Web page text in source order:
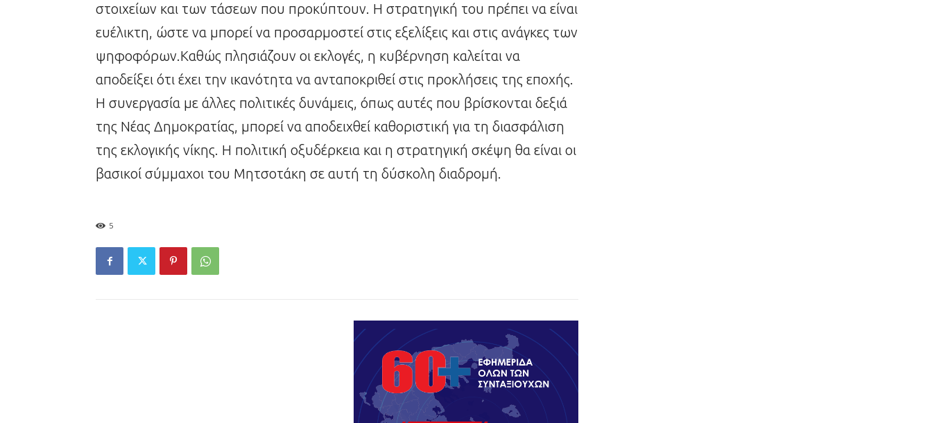
στοιχείων και των τάσεων που προκύπτουν. Η στρατηγική του πρέπει να είναι
ευέλικτη, ώστε να μπορεί να προσαρμοστεί στις εξελίξεις και στις ανάγκες των
ψηφοφόρων.Καθώς πλησιάζουν οι εκλογές, η κυβέρνηση καλείται να
αποδείξει ότι έχει την ικανότητα να ανταποκριθεί στις προκλήσεις της εποχής.
Η συνεργασία με άλλες πολιτικές δυνάμεις, όπως αυτές που βρίσκονται δεξιά
της Νέας Δημοκρατίας, μπορεί να αποδειχθεί καθοριστική για τη διασφάλιση
της εκλογικής νίκης. Η πολιτική οξυδέρκεια και η στρατηγική σκέψη θα είναι οι
βασικοί σύμμαχοι του Μητσοτάκη σε αυτή τη δύσκολη διαδρομή.
5